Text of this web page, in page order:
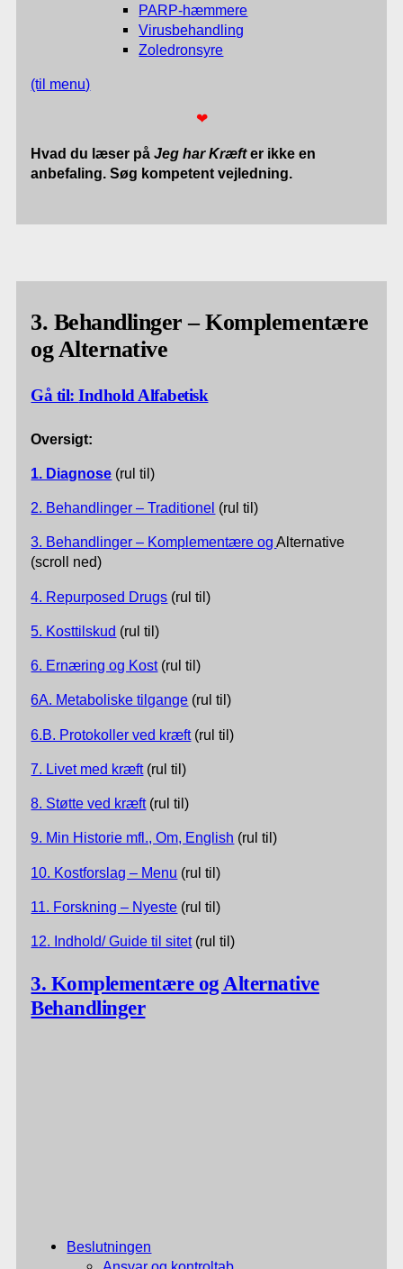
PARP-hæmmere
Virusbehandling
Zoledronsyre
(til menu)
❤
Hvad du læser påJeg har Kræfter ikke en
anbefaling. Søg kompetent vejledning.
3. Behandlinger – Komplementære
og Alternative
Gå til:Indhold Alfabetisk
Oversigt:
1. Diagnose (rul til)
2. Behandlinger – Traditionel (rul til)
3. Behandlinger – Komplementære ogAlternative
(scroll ned)
4. Repurposed Drugs (rul til)
5. Kosttilskud (rul til)
6. Ernæring og Kost(rul til)
6A. Metaboliske tilgange (rul til)
6.B. Protokoller ved kræft(rul til)
7. Livet med kræft(rul til)
8. Støtte ved kræft(rul til)
9. Min Historie mfl., Om, English (rul til)
10. Kostforslag – Menu (rul til)
11. Forskning – Nyeste (rul til)
12. Indhold/ Guide til sitet(rul til)
3. Komplementære og Alternative
Behandlinger
Beslutningen